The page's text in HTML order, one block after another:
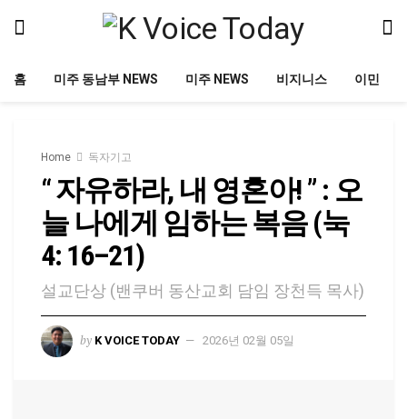
홈 미주 동남부 NEWS 미주 NEWS 비지니스 이민
Home 독자기고
“ 자유하라, 내 영혼아! ” : 오
늘 나에게 임하는 복음 (눅
4: 16–21)
설교단상 (밴쿠버 동산교회 담임 장천득 목사)
by K VOICE TODAY 2026년 02월 05일